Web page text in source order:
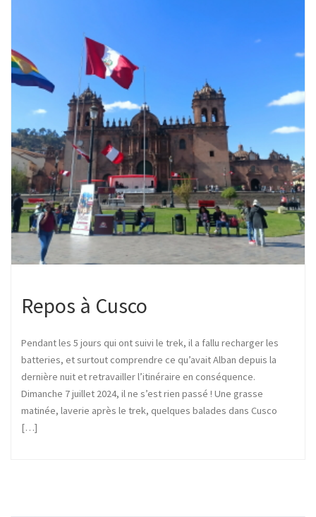
Repos à Cusco
Pendant les 5 jours qui ont suivi le trek, il a fallu recharger les
batteries, et surtout comprendre ce qu’avait Alban depuis la
dernière nuit et retravailler l’itinéraire en conséquence.
Dimanche 7 juillet 2024, il ne s’est rien passé ! Une grasse
matinée, laverie après le trek, quelques balades dans Cusco
[…]